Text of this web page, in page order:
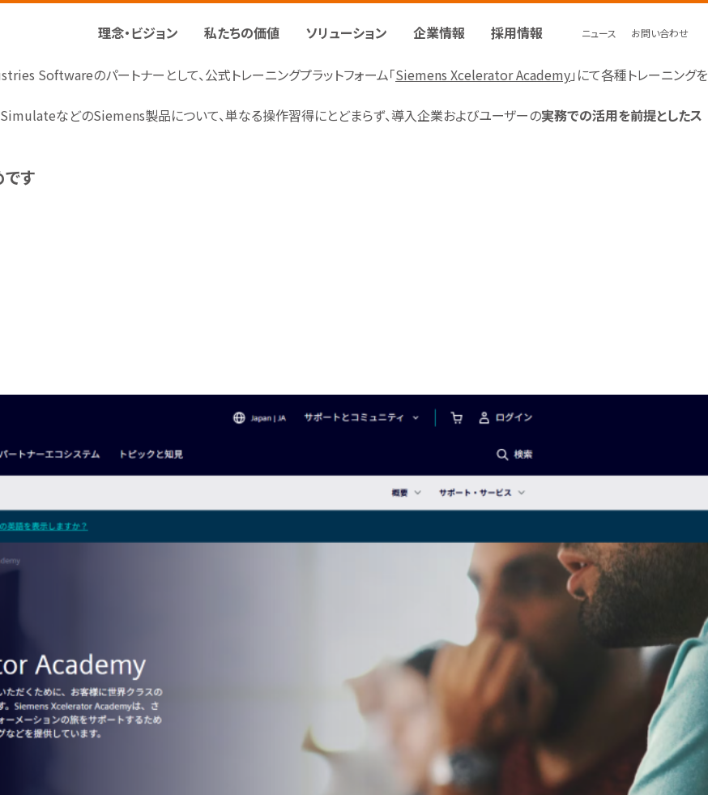
理念・ビジョン 私たちの価値 ソリューション 企業情報 採用情報 ニュース お問い合わせ
Softwareのパートナーとして、公式トレーニングプラットフォーム「Siemens Xcelerator Academy」にて各種トレーニングを
などのSiemens製品について、単なる操作習得にとどまらず、導入企業およびユーザーの実務での活用を前提としたス
す